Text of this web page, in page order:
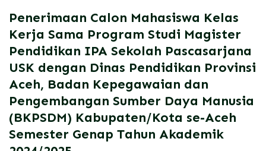
Penerimaan Calon Mahasiswa Kelas
Kerja Sama Program Studi Magister
Pendidikan IPA Sekolah Pascasarjana
USK dengan Dinas Pendidikan Provinsi
Aceh, Badan Kepegawaian dan
Pengembangan Sumber Daya Manusia
(BKPSDM) Kabupaten/Kota se-Aceh
Semester Genap Tahun Akademik